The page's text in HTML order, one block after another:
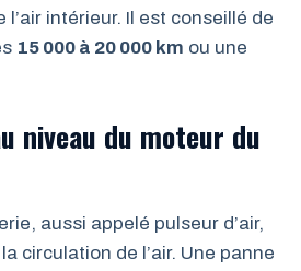
intérieur. Il est conseillé de
15 000 à 20 000 km ou une
niveau du moteur du
aussi appelé pulseur d’air,
circulation de l’air. Une panne